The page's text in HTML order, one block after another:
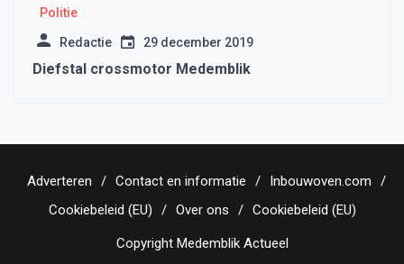
Politie
Redactie 29 december 2019
Diefstal crossmotor Medemblik
Adverteren Contact en informatie
Inbouwoven.com
Cookiebeleid (EU)
Over ons Cookiebeleid (EU)
Copyright Medemblik Actueel